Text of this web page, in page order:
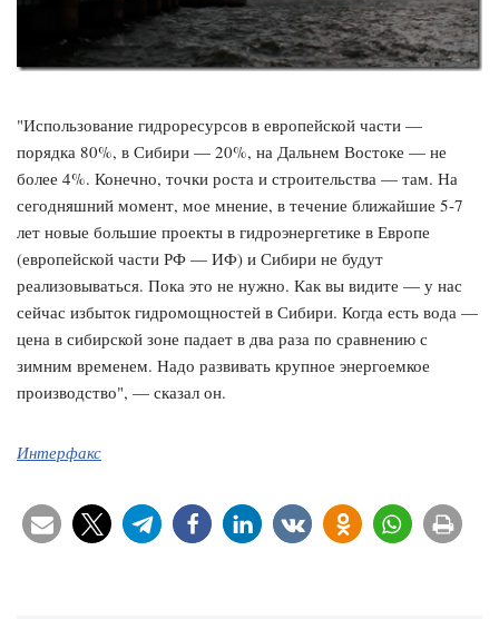
"Использование гидроресурсов в европейской части —
порядка 80%, в Сибири — 20%, на Дальнем Востоке — не
более 4%. Конечно, точки роста и строительства — там. На
сегодняшний момент, мое мнение, в течение ближайшие 5-7
лет новые большие проекты в гидроэнергетике в Европе
(европейской части РФ — ИФ) и Сибири не будут
реализовываться. Пока это не нужно. Как вы видите — у нас
сейчас избыток гидромощностей в Сибири. Когда есть вода —
цена в сибирской зоне падает в два раза по сравнению с
зимним временем. Надо развивать крупное энергоемкое
производство", — сказал он.
Интерфакс